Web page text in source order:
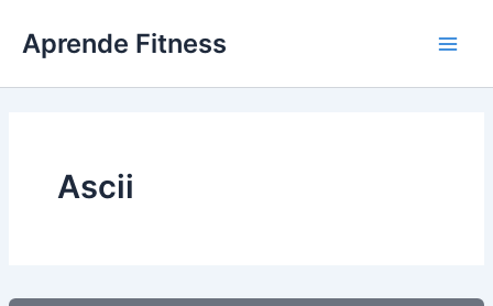
contenido
Aprende Fitness
Ascii